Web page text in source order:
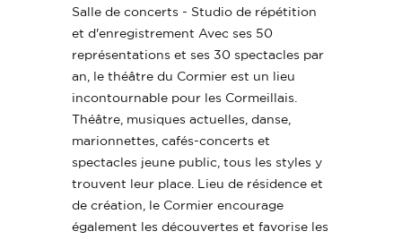
Salle de concerts - Studio de répétition
et d'enregistrement Avec ses 50
représentations et ses 30 spectacles par
an, le théâtre du Cormier est un lieu
incontournable pour les Cormeillais.
Théâtre, musiques actuelles, danse,
marionnettes, cafés-concerts et
spectacles jeune public, tous les styles y
trouvent leur place. Lieu de résidence et
de création, le Cormier encourage
également les découvertes et favorise les